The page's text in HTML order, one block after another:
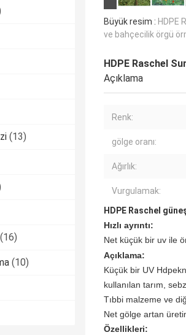
(13)
(16)
(10)
Büyük resim : HDPE
ve bahçecilik örgü
HDPE Raschel
Açıklama
Renk:
gölge oranı:
Ağırlık:
Vurgulamak:
HDPE Raschel
Hızlı ayrıntı:
Net küçük bir uv ile
Açıklama:
Küçük bir UV
kullanılan tarım,
Tıbbi malzeme ve
Net gölge artan
Özellikleri: